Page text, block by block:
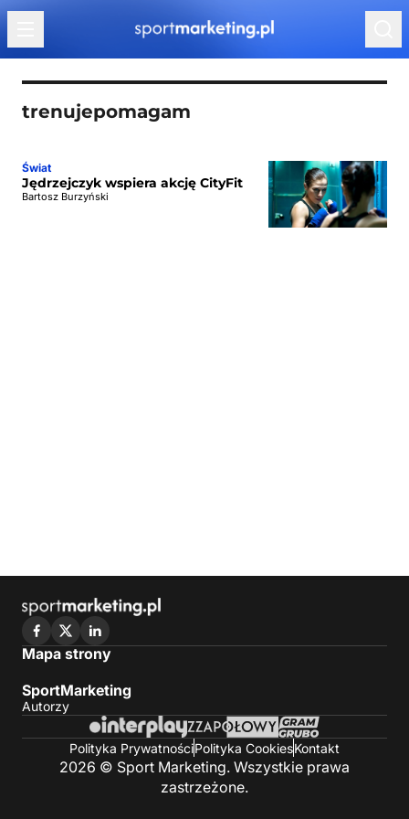
Przejdź do treści
trenujepomagam
Świat
Jędrzejczyk wspiera akcję CityFit
Bartosz Burzyński
Mapa strony
SportMarketing
Autorzy
Polityka PrywatnościPolityka CookiesKontakt
2026 © Sport Marketing. Wszystkie prawa
zastrzeżone.